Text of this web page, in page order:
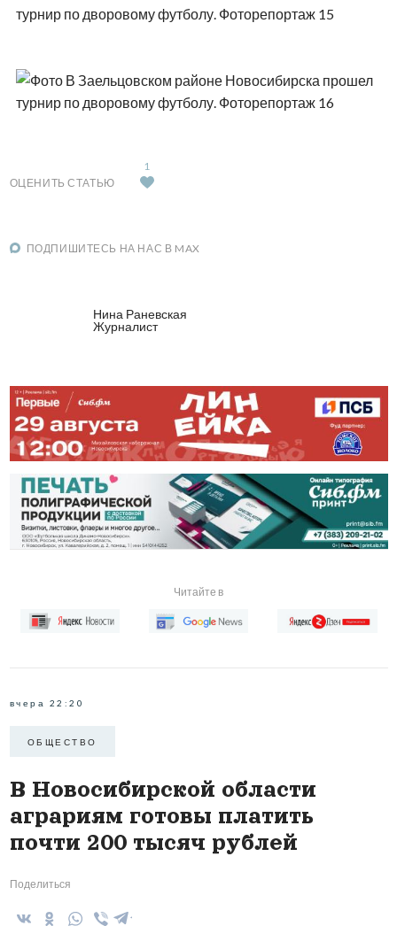
ОЦЕНИТЬ СТАТЬЮ
1
ПОДПИШИТЕСЬ НА НАС В MAX
Нина Раневская
Журналист
Читайте в
вчера 22:20
ОБЩЕСТВО
В Новосибирской области
аграриям готовы платить
почти 200 тысяч рублей
Поделиться